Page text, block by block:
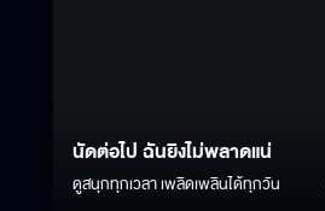
นัดต่อไป ฉันยิงไม่พลาดแน่
ดูสนุกทุกเวลา เพลิดเพลินได้ทุกวัน